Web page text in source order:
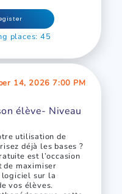
places: 45
14, 2026 7:00 PM
élève- Niveau
utilisation de
déjà les bases ?
est l’occasion
de maximiser
logiciel sur la
vos élèves.